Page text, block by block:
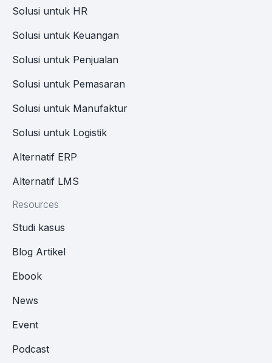
Solusi untuk HR
Solusi untuk Keuangan
Solusi untuk Penjualan
Solusi untuk Pemasaran
Solusi untuk Manufaktur
Solusi untuk Logistik
Alternatif ERP
Alternatif LMS
Resources
Studi kasus
Blog Artikel
Ebook
News
Event
Podcast